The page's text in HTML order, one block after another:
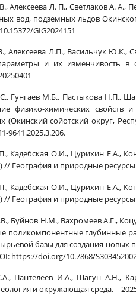
Алексеева Л. П., Светлаков А.
вод, подземных льдов
GIG2024151
Алексеева Л.П., Васильчук Ю.К.,
и их изменчивость
Гунгаев М.Б., Пастыкова Н.П.,
физико-химических
(Окинский сойотский округ,
9641.2025.3.206.
Кадебская О.И., Цурихин Е.А.,
// География и природные
Кадебская О.И., Цурихин Е.А.,
// География и природные
Буйнов Н.М., Вахромеев А.Г.,
поликомпонентные глубинные
базы для создания новых
https://doi.org/10.7868/
Пантелеев И.А., Шагун А.Н.,
и окружающая среда. –